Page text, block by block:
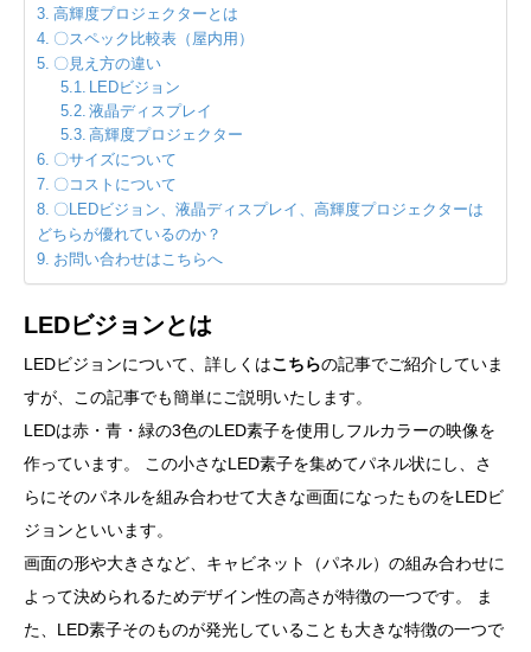
高輝度プロジェクターとは
〇スペック比較表（屋内用）
〇見え方の違い
LEDビジョン
液晶ディスプレイ
高輝度プロジェクター
〇サイズについて
〇コストについて
〇LEDビジョン、液晶ディスプレイ、高輝度プロジェクターは
どちらが優れているのか？
お問い合わせはこちらへ
LEDビジョンとは
LEDビジョンについて、詳しくはこちらの記事でご紹介していま
すが、この記事でも簡単にご説明いたします。
LEDは赤・青・緑の3色のLED素子を使用しフルカラーの映像を
作っています。 この小さなLED素子を集めてパネル状にし、さ
らにそのパネルを組み合わせて大きな画面になったものをLEDビ
ジョンといいます。
画面の形や大きさなど、キャビネット（パネル）の組み合わせに
よって決められるためデザイン性の高さが特徴の一つです。 ま
た、LED素子そのものが発光していることも大きな特徴の一つで